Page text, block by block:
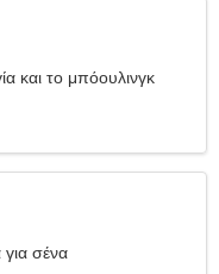
και το μπόουλινγκ
σένα